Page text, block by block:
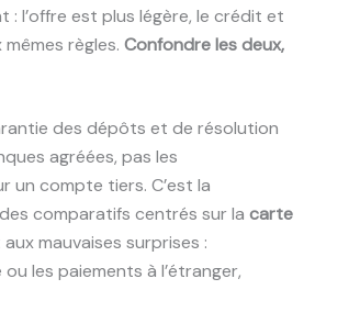
: l’offre est plus légère, le crédit et
règles. Confondre les deux,
des dépôts et de résolution
agréées, pas les
un compte tiers. C’est la
comparatifs centrés sur la carte
mauvaises surprises :
les paiements à l’étranger,